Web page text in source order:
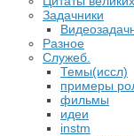
Задачники
Разное
Служеб.
Темы(иссл)
примеры
фильмы
идеи
instm